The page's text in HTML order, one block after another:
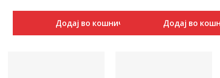
Додај во кошничка Додај во